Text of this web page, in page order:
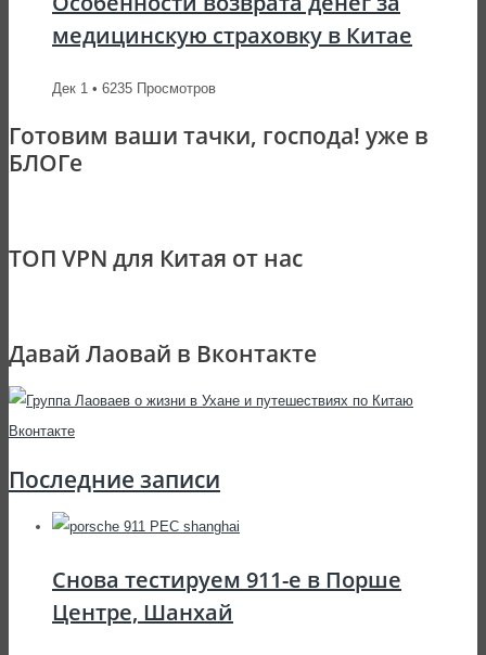
медицинскую страховку в Китае
Дек 1 • 6235 Просмотров
Готовим ваши тачки, господа! уже в
БЛОГе
ТОП VPN для Китая от нас
Давай Лаовай в Вконтакте
Последние записи
Снова тестируем 911-е в Порше
Центре, Шанхай